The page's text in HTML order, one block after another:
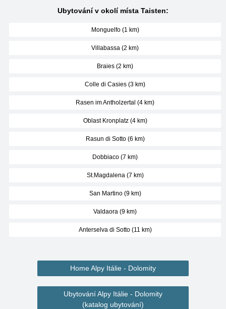
Ubytování v okolí místa Taisten:
Monguelfo (1 km)
Villabassa (2 km)
Braies (2 km)
Colle di Casies (3 km)
Rasen im Antholzertal (4 km)
Oblast Kronplatz (4 km)
Rasun di Sotto (6 km)
Dobbiaco (7 km)
St.Magdalena (7 km)
San Martino (9 km)
Valdaora (9 km)
Anterselva di Sotto (11 km)
Home Alpy Itálie - Dolomity
Ubytování Alpy Itálie - Dolomity
(katalog ubytování)